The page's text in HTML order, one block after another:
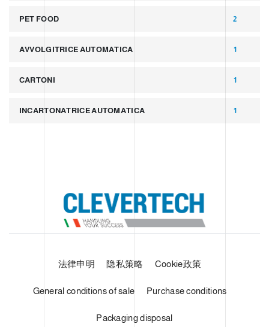
PET FOOD 2
AVVOLGITRICE AUTOMATICA 1
CARTONI 1
INCARTONATRICE AUTOMATICA 1
法律申明 隐私策略 Cookie政策
General conditions of sale Purchase conditions
Packaging disposal